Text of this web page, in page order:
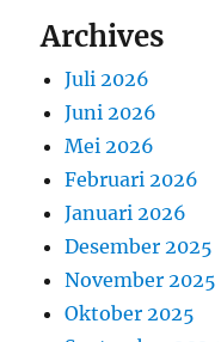
Archives
Juli 2026
Juni 2026
Mei 2026
Februari 2026
Januari 2026
Desember 2025
November 2025
Oktober 2025